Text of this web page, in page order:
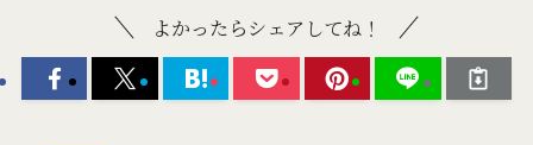
よかったらシェアしてね！